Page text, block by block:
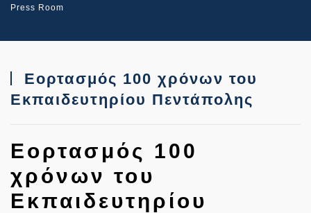
Press Room
Εορτασμός 100 χρόνων του
Εκπαιδευτηρίου Πεντάπολης
Εορτασμός 100
χρόνων του
Εκπαιδευτηρίου